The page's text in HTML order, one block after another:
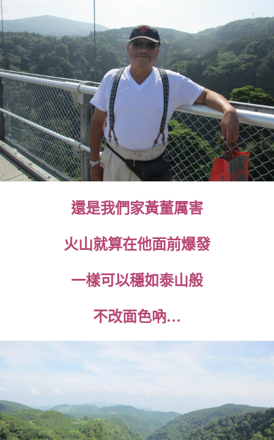
還是我們家黃董厲害
火山就算在他面前爆發
一樣可以穩如泰山般
不改面色吶…